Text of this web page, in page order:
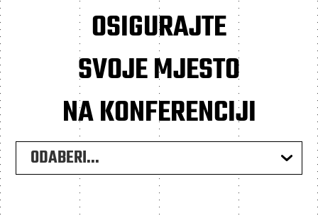
OSIGURAJTE
SVOJE MJESTO
NA KONFERENCIJI
ODABERI...